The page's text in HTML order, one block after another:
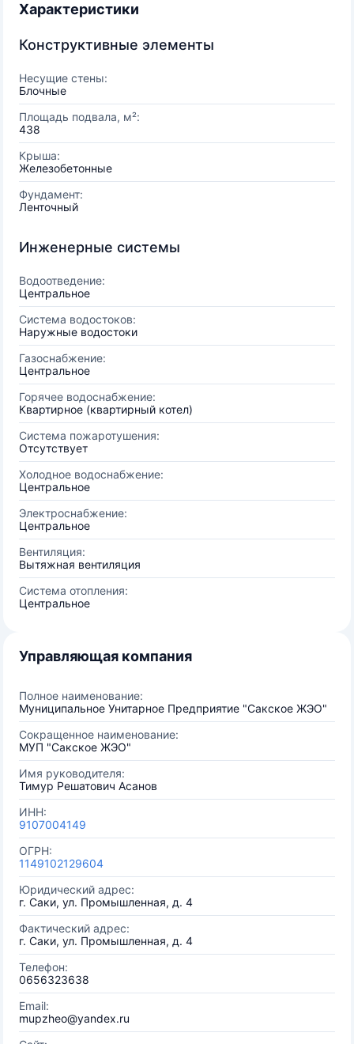
Характеристики
Конструктивные элементы
Несущие стены:
Блочные
Площадь подвала, м²:
438
Крыша:
Железобетонные
Фундамент:
Ленточный
Инженерные системы
Водоотведение:
Центральное
Система водостоков:
Наружные водостоки
Газоснабжение:
Центральное
Горячее водоснабжение:
Квартирное (квартирный котел)
Система пожаротушения:
Отсутствует
Холодное водоснабжение:
Центральное
Электроснабжение:
Центральное
Вентиляция:
Вытяжная вентиляция
Система отопления:
Центральное
Управляющая компания
Полное наименование:
Муниципальное Унитарное Предприятие "Сакское ЖЭО"
Сокращенное наименование:
МУП "Сакское ЖЭО"
Имя руководителя:
Тимур Решатович Асанов
ИНН:
9107004149
ОГРН:
1149102129604
Юридический адрес:
г. Саки, ул. Промышленная, д. 4
Фактический адрес:
г. Саки, ул. Промышленная, д. 4
Телефон:
0656323638
Email:
mupzheo@yandex.ru